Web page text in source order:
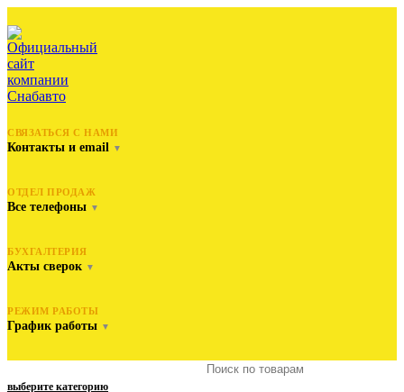
СВЯЗАТЬСЯ С НАМИ
Контакты и email ▼
ОТДЕЛ ПРОДАЖ
Все телефоны ▼
БУХГАЛТЕРИЯ
Акты сверок ▼
РЕЖИМ РАБОТЫ
График работы ▼
выберите категорию